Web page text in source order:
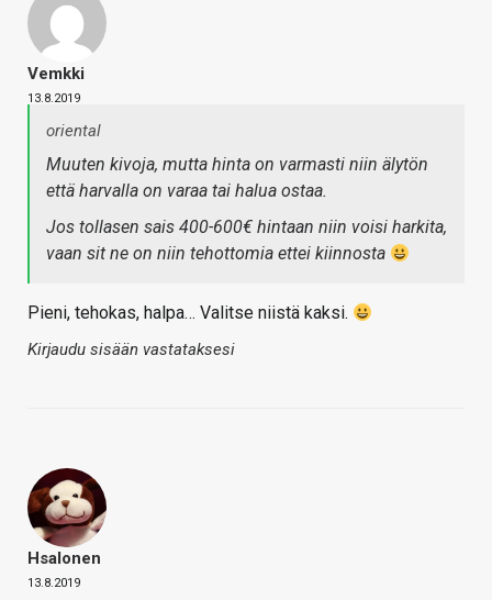
Vemkki
13.8.2019
oriental
Muuten kivoja, mutta hinta on varmasti niin älytön
että harvalla on varaa tai halua ostaa.
Jos tollasen sais 400-600€ hintaan niin voisi harkita,
vaan sit ne on niin tehottomia ettei kiinnosta
Pieni, tehokas, halpa… Valitse niistä kaksi.
Kirjaudu sisään vastataksesi
Hsalonen
13.8.2019